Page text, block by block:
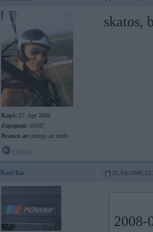
Kopš: 27. Apr 2006
Ziņojumi: 10587
Braucu ar: pumpi uz mežu
skatos,
Raicha 25. Feb 2008,
2008-